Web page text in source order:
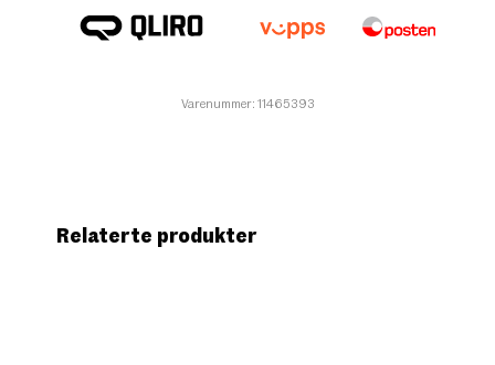
Varenummer: 11465393
Relaterte produkter